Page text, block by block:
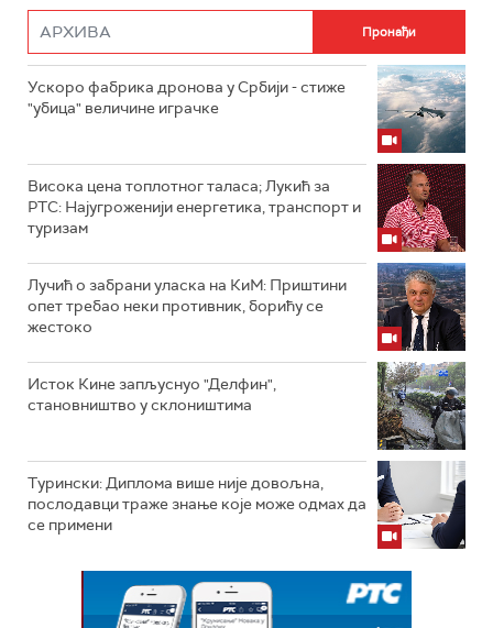
Ускоро фабрика дронова у Србији - стиже
"убица" величине играчке
Висока цена топлотног таласа; Лукић за
РТС: Најугроженији енергетика, транспорт и
туризам
Лучић о забрани уласка на КиМ: Приштини
опет требао неки противник, борићу се
жестоко
Исток Кине запљуснуо "Делфин",
становништво у склоништима
Турински: Диплома више није довољна,
послодавци траже знање које може одмах да
се примени